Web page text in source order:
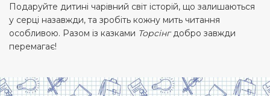
Подаруйте дитині чарівний світ історій, що залишаються
у серці назавжди, та зробіть кожну мить читання
особливою. Разом із казками Торсінгдобро завжди
перемагає!